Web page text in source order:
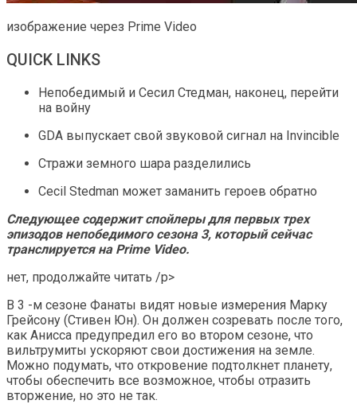
изображение через Prime Video
QUICK LINKS
Непобедимый и Сесил Стедман, наконец, перейти
на войну
GDA выпускает свой звуковой сигнал на Invincible
Стражи земного шара разделились
Cecil Stedman может заманить героев обратно
Следующее содержит спойлеры для первых трех
эпизодов непобедимого сезона 3, который сейчас
транслируется на Prime Video.
нет, продолжайте читать /p>
В 3 -м сезоне Фанаты видят новые измерения Марку
Грейсону (Стивен Юн). Он должен созревать после того,
как Анисса предупредил его во втором сезоне, что
вильтрумиты ускоряют свои достижения на земле.
Можно подумать, что откровение подтолкнет планету,
чтобы обеспечить все возможное, чтобы отразить
вторжение, но это не так.